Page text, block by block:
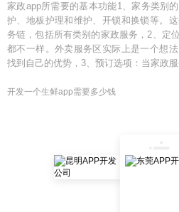
家政app所需要的基本功能1、家务类别
护、地板护理和维护、开锁和换锁等。
务链，包括所有类别的家政服务，2、定
都不一样。外卖服务区实际上是一个想
找到自己的优势，3、预订选项：当家政服
开发一个生鲜app需要多少钱